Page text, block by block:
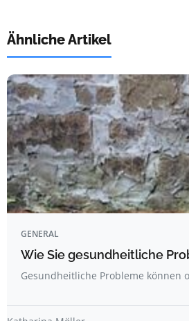
Ähnliche Artikel
GENERAL
Wie Sie gesundheitliche
Gesundheitliche Probleme